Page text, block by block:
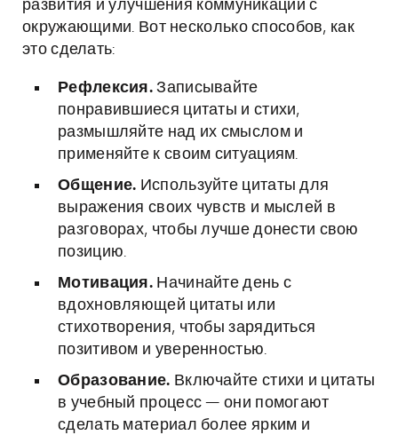
развития и улучшения коммуникации с
окружающими. Вот несколько способов, как
это сделать:
Рефлексия. Записывайте
понравившиеся цитаты и стихи,
размышляйте над их смыслом и
применяйте к своим ситуациям.
Общение. Используйте цитаты для
выражения своих чувств и мыслей в
разговорах, чтобы лучше донести свою
позицию.
Мотивация. Начинайте день с
вдохновляющей цитаты или
стихотворения, чтобы зарядиться
позитивом и уверенностью.
Образование. Включайте стихи и цитаты
в учебный процесс — они помогают
сделать материал более ярким и